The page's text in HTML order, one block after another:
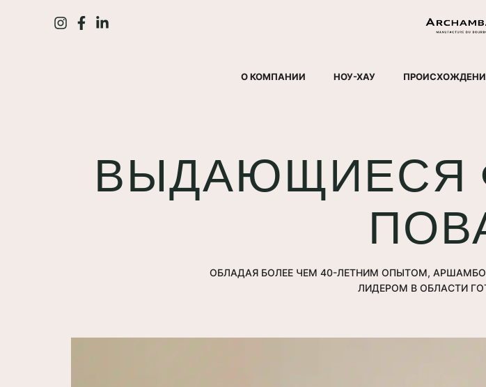
О КОМПАНИИ НОУ-ХАУ
ВЫДАЮЩИЕСЯ
ОБЛАДАЯ БОЛЕЕ ЧЕМ 40-ЛЕТНИМ ОПЫТОМ,
ЛИДЕРОМ В ОБЛАСТИ